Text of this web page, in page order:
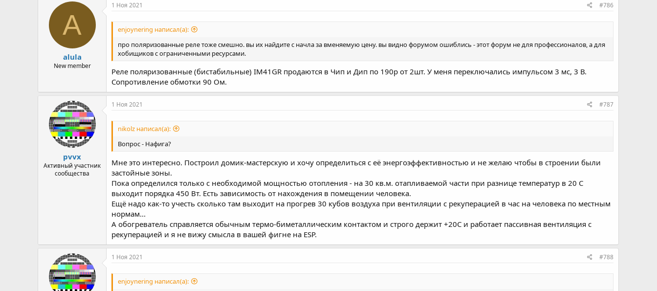
A
alula
New member
1 Ноя 2021 #786
enjoynering написал(а):
про поляризованные реле тоже смешно. вы их найдите с начла за вменяемую цену. вы видно форумом ошиблись - этот форум не для профессионалов, а для
хобищиков с ограниченными ресурсами.
Реле поляризованные (бистабильные) IM41GR продаются в Чип и Дип по 190р от 2шт. У меня переключались импульсом 3 мс, 3 В.
Сопротивление обмотки 90 Ом.
pvvx
Активный участник
сообщества
1 Ноя 2021 #787
nikolz написал(а):
Вопрос - Нафига?
Мне это интересно. Построил домик-мастерскую и хочу определиться с её энергоэффективностью и не желаю чтобы в строении были
застойные зоны.
Пока определился только с необходимой мощностью отопления - на 30 кв.м. отапливаемой части при разнице температур в 20 С
выходит порядка 450 Вт. Есть зависимость от нахождения в помещении человека.
Ещё надо как-то учесть сколько там выходит на прогрев 30 кубов воздуха при вентиляции с рекуперацией в час на человека по местным
нормам...
А обогреватель справляется обычным термо-биметаллическим контактом и строго держит +20С и работает пассивная вентиляция с
рекуперацией и я не вижу смысла в вашей фигне на ESP.
1 Ноя 2021 #788
enjoynering написал(а):